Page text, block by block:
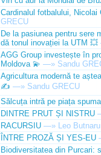
Cardinalul fotbalului,
GRECU
De la pasiunea pentru sere
dă tonul inovației la UTM 💥
AGG Group investește în
Moldova 💫 —» Sandu
Agricultura modernă te
✍️ —» Sandu GRECU
Sălcuța intră pe piața
DINTRE PRUT ȘI NISTRU
RACURSIU —» Leo Butnaru
ÎNTRE PROZĂ ȘI YES-EU
Biodiversitatea din Purcari: